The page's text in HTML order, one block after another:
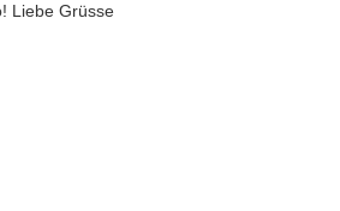
Liebe Grüsse